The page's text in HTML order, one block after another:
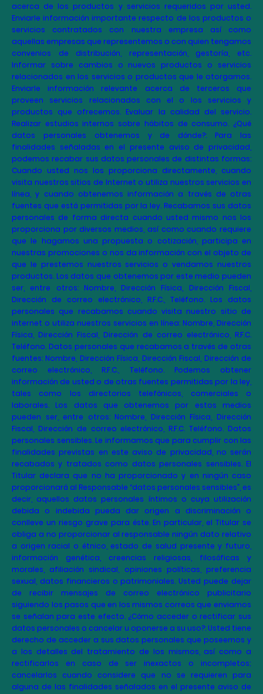
acerca de los productos y servicios requeridos por usted.
Enviarle información importante respecto de los productos o
servicios contratados con nuestra empresa así como
aquellas empresas que representemos o con quien tengamos
convenios de distribución, representación, gestoría, etc.
Informar sobre cambios o nuevos productos o servicios
relacionados en los servicios o productos que le otorgamos.
Enviarle información relevante acerca de terceros que
proveen servicios relacionados con el o los servicios y
productos que ofrecemos. Evaluar la calidad del servicio.
Realizar estudios internos sobre hábitos de consumo. ¿Qué
datos personales obtenemos y de dónde?: Para las
finalidades señaladas en el presente aviso de privacidad,
podemos recabar sus datos personales de distintas formas:
Cuando usted nos los proporciona directamente, cuando
visita nuestros sitios de Internet o utiliza nuestros servicios en
línea, y cuando obtenemos información a través de otras
fuentes que está permitidas por la ley. Recabamos sus datos
personales de forma directa cuando usted mismo nos los
proporciona por diversos medios, así como cuando requiere
que le hagamos una propuesta o cotización, participa en
nuestras promociones o nos da información con el objeto de
que le prestemos nuestros servicios o vendamos nuestros
productos. Los datos que obtenemos por este medio pueden
ser, entre otros: Nombre, Dirección Física, Dirección Fiscal,
Dirección de correo electrónico, R.F.C., Teléfono. Los datos
personales que recabamos cuando visita nuestro sitio de
internet o utiliza nuestros servicios en línea: Nombre, Dirección
Física, Dirección Fiscal, Dirección de correo electrónico, R.F.C.
Teléfono. Datos personales que recabamos a través de otras
fuentes: Nombre, Dirección Física, Dirección Fiscal, Dirección de
correo electrónico, R.F.C., Teléfono. Podemos obtener
información de usted o de otras fuentes permitidas por la ley,
tales como los directorios telefónicos, comerciales o
laborales. Los datos que obtenemos por estos medios
pueden ser, entre otros: Nombre, Dirección Física, Dirección
Fiscal, Dirección de correo electrónico, R.F.C. Teléfono. Datos
personales sensibles. Le informamos que para cumplir con las
finalidades previstas en este aviso de privacidad, no serán
recabados y tratados como datos personales sensibles. El
Titular declara que no ha proporcionado y en ningún caso
proporcionará al Responsable “datos personales sensibles”, es
decir, aquellos datos personales íntimos o cuya utilización
debida o indebida pueda dar origen a discriminación o
conlleve un riesgo grave para éste. En particular, el Titular se
obliga a no proporcionar al responsable ningún dato relativo
a origen racial o étnico, estado de salud presente y futuro,
información genética, creencias religiosas, filosóficas y
morales, afiliación sindical, opiniones políticas, preferencia
sexual, datos financieros o patrimoniales. Usted puede dejar
de recibir mensajes de correo electrónico publicitario
siguiendo los pasos que en los mismos correos que enviamos
se señalan para este efecto. ¿Cómo acceder o rectificar sus
datos personales o cancelar u oponerse a su uso?: Usted tiene
derecho de acceder a sus datos personales que poseemos y
a los detalles del tratamiento de los mismos, así como a
rectificarlos en caso de ser inexactos o incompletos;
cancelarlos cuando considere que no se requieren para
alguna de las finalidades señalados en el presente aviso de